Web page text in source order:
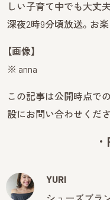
しい子育て中でも大丈夫
深夜2時9分頃放送。お楽
【画像】
※ anna
この記事は公開時点で
設にお問い合わせくださ
YURI